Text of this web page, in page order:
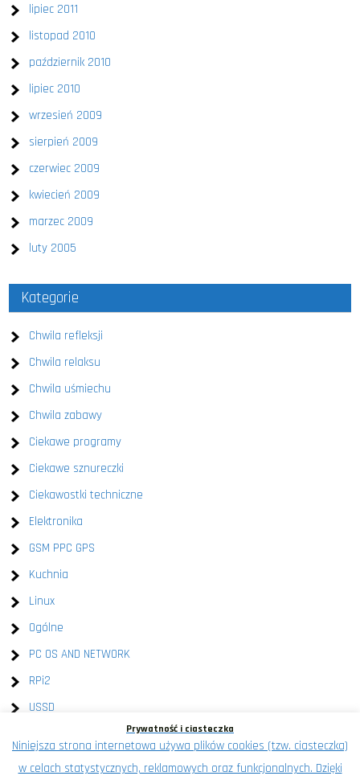
lipiec 2011
listopad 2010
październik 2010
lipiec 2010
wrzesień 2009
sierpień 2009
czerwiec 2009
kwiecień 2009
marzec 2009
luty 2005
Kategorie
Chwila refleksji
Chwila relaksu
Chwila uśmiechu
Chwila zabawy
Ciekawe programy
Ciekawe sznureczki
Ciekawostki techniczne
Elektronika
GSM PPC GPS
Kuchnia
Linux
Ogólne
PC OS AND NETWORK
RPi2
USSD
XEN
Prywatność i ciasteczka
Niniejsza strona internetowa używa plików cookies (tzw. ciasteczka)
w celach statystycznych, reklamowych oraz funkcjonalnych. Dzięki